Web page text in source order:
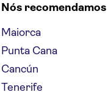
Nós recomendamos
Maiorca
Punta Cana
Cancún
Tenerife